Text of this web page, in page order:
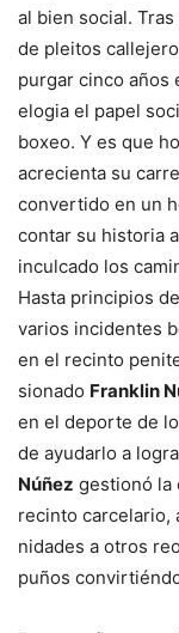
al bien social.
de pleitos
purgar cin­co años
elo­gia el papel
boxeo. Y es que
acrecienta su
convertido en un
contar su historia
inculcado los
Hasta principios
varios inciden­tes
en el recinto
sionado Franklin
en el deporte de
de ayudarlo a
Núñez gestionó la
recinto
nidades a otros
puños